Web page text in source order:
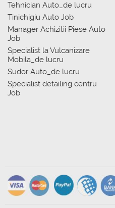
Tehnician Auto_de lucru
Tinichigiu Auto Job
Manager Achizitii Piese Auto
Job
Specialist la Vulcanizare
Mobila_de lucru
Sudor Auto_de lucru
Specialist detailing centru
Job